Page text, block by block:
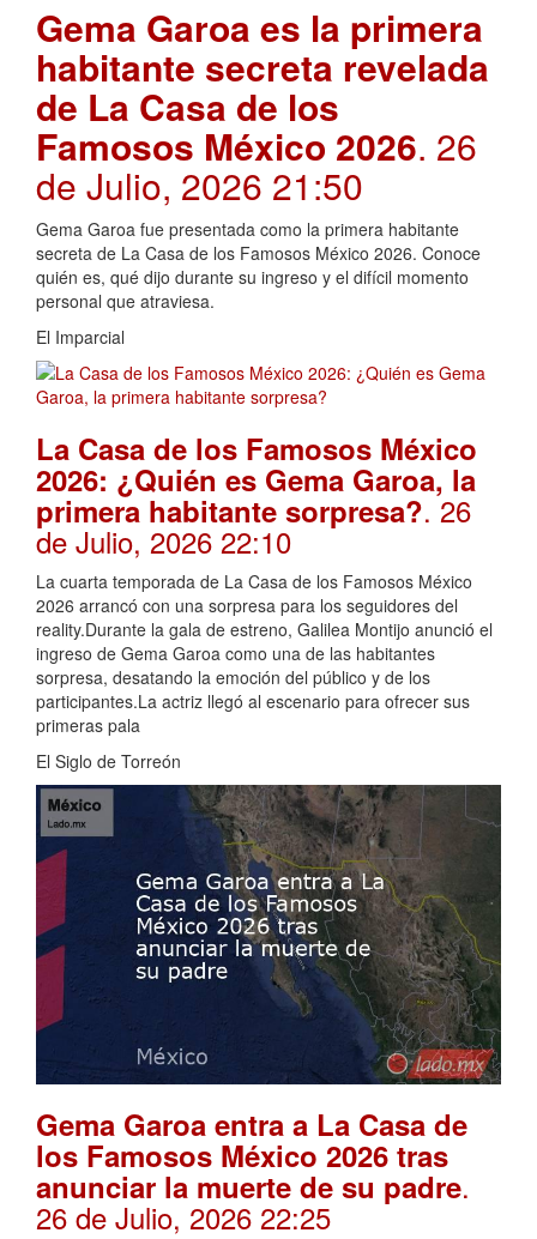
Gema Garoa es la primera
habitante secreta revelada
de La Casa de los
Famosos México 2026. 26
de Julio, 2026 21:50
Gema Garoa fue presentada como la primera habitante
secreta de La Casa de los Famosos México 2026. Conoce
quién es, qué dijo durante su ingreso y el difícil momento
personal que atraviesa.
El Imparcial
La Casa de los Famosos México
2026: ¿Quién es Gema Garoa, la
primera habitante sorpresa?. 26
de Julio, 2026 22:10
La cuarta temporada de La Casa de los Famosos México
2026 arrancó con una sorpresa para los seguidores del
reality.Durante la gala de estreno, Galilea Montijo anunció el
ingreso de Gema Garoa como una de las habitantes
sorpresa, desatando la emoción del público y de los
participantes.La actriz llegó al escenario para ofrecer sus
primeras pala
El Siglo de Torreón
Gema Garoa entra a La Casa de
los Famosos México 2026 tras
anunciar la muerte de su padre.
26 de Julio, 2026 22:25